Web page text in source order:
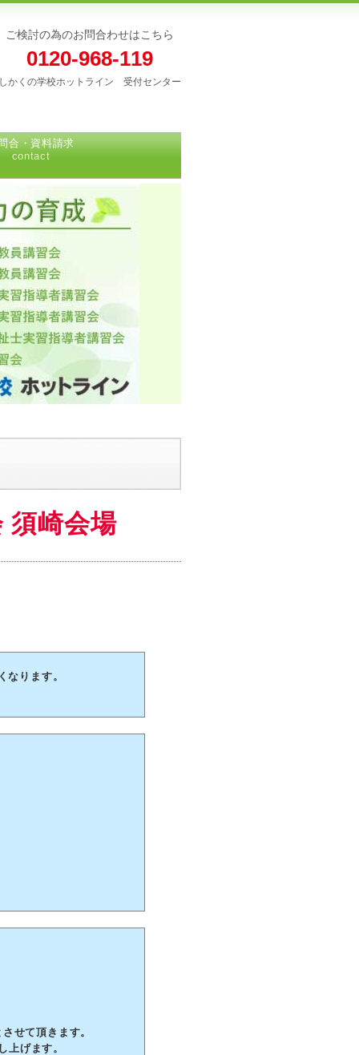
ご検討の為のお問合わせはこちら
0120-968-119
かくの学校ホットライン 受付センター
合・資料請求
contact
須崎会場
なります。
せて頂きます。
げます。